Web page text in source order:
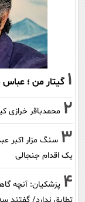
1 گیتار من ؛ عباس
2 محمدباقر خرازی
3 سنگ مزار اکبر
یک اقدام جنجالی
4 پزشکیان‌: آنچه